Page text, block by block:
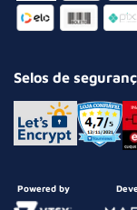
Selos de
Powered by